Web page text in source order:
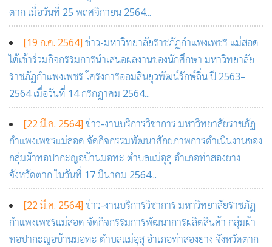
ตาก เมื่อวันที่ 25 พฤศจิกายน 2564...
[19 ก.ค. 2564] ข่าว-มหาวิทยาลัยราชภัฏกำแพงเพชร แม่สอด
ได้เข้าร่วมกิจกรรมการนำเสนอผลงานของนักศึกษา มหาวิทยาลัย
ราชภัฏกำแพงเพชร โครงการออมสินยุวพัฒน์รักษ์ถิ่น ปี 2563–
2564 เมื่อวันที่ 14 กรกฎาคม 2564...
[22 มี.ค. 2564] ข่าว-งานบริการวิชาการ มหาวิทยาลัยราชภัฏ
กำแพงเพชรแม่สอด จัดกิจกรรมพัฒนาศักยภาพการดำเนินงานของ
กลุ่มผ้าทอปากะญอบ้านมอทะ ตำบลแม่อุสุ อำเภอท่าสองยาง
จังหวัดตาก ในวันที่ 17 มีนาคม 2564...
[22 มี.ค. 2564] ข่าว-งานบริการวิชาการ มหาวิทยาลัยราชภัฏ
กำแพงเพชรแม่สอด จัดกิจกรรมการพัฒนาการผลิตสินค้า กลุ่มผ้า
ทอปากะญอบ้านมอทะ ตำบลแม่อุสุ อำเภอท่าสองยาง จังหวัดตาก